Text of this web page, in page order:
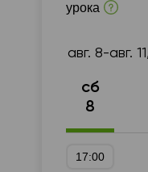
урока
авг. 8-авг.
сб
8
17:00